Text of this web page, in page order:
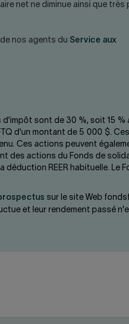
net ne diminue ainsi que très
nos agents du Service aux
sont de 30 %, soit 15 %
d'un montant de 5 000 $.
Ces actions peuvent
des actions du Fonds de
REER habituelle. Le
sur le site Web
et leur rendement passé